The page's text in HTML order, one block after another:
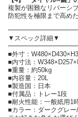
複製が困難なリバーシ
防犯性を極限まで高め
▼スペック詳細▼
■外寸：
■内寸法：
■重量：約50kg
■内容量：20L
■製造国：日本
■付属品：トレー1段
■耐火性能：一般紙用1
■カラー：ダークグレー